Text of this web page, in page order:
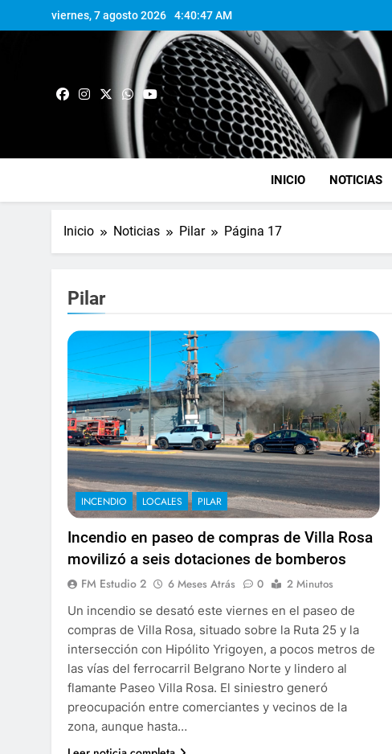
viernes, 7 agosto 2026 4:40:48 AM
INICIO NOTICIAS
Inicio Noticias Pilar Página 17
Pilar
INCENDIO LOCALES PILAR
Incendio en paseo de compras de Villa Rosa
movilizó a seis dotaciones de bomberos
FM Estudio 2 6 Meses Atrás 0
2 Minutos
Un incendio se desató este viernes en el paseo de
compras de Villa Rosa, situado sobre la Ruta 25 y la
intersección con Hipólito Yrigoyen, a pocos metros de
las vías del ferrocarril Belgrano Norte y lindero al
flamante Paseo Villa Rosa. El siniestro generó
preocupación entre comerciantes y vecinos de la
zona, aunque hasta…